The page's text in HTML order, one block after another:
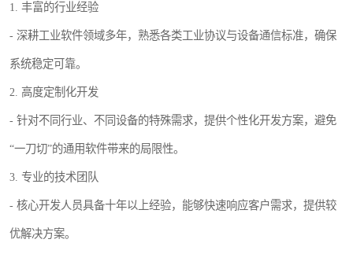
1. 丰富的行业经验
- 深耕工业软件领域多年，熟悉各类工业协议与设备通信标准，确保
系统稳定可靠。
2. 高度定制化开发
- 针对不同行业、不同设备的特殊需求，提供个性化开发方案，避免
“一刀切”的通用软件带来的局限性。
3. 专业的技术团队
- 核心开发人员具备十年以上经验，能够快速响应客户需求，提供较
优解决方案。